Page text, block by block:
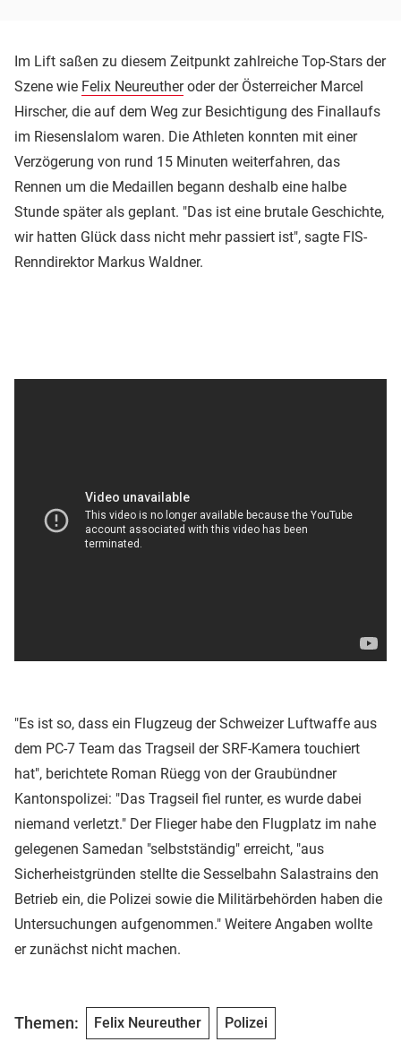
Im Lift saßen zu diesem Zeitpunkt zahlreiche Top-Stars der
Szene wie Felix Neureutheroder der Österreicher Marcel
Hirscher, die auf dem Weg zur Besichtigung des Finallaufs
im Riesenslalom waren. Die Athleten konnten mit einer
Verzögerung von rund 15 Minuten weiterfahren, das
Rennen um die Medaillen begann deshalb eine halbe
Stunde später als geplant. "Das ist eine brutale Geschichte,
wir hatten Glück dass nicht mehr passiert ist", sagte FIS-
Renndirektor Markus Waldner.
"Es ist so, dass ein Flugzeug der Schweizer Luftwaffe aus
dem PC-7 Team das Tragseil der SRF-Kamera touchiert
hat", berichtete Roman Rüegg von der Graubündner
Kantonspolizei: "Das Tragseil fiel runter, es wurde dabei
niemand verletzt." Der Flieger habe den Flugplatz im nahe
gelegenen Samedan "selbstständig" erreicht, "aus
Sicherheistgründen stellte die Sesselbahn Salastrains den
Betrieb ein, die Polizei sowie die Militärbehörden haben die
Untersuchungen aufgenommen." Weitere Angaben wollte
er zunächst nicht machen.
Themen: Felix Neureuther Polizei